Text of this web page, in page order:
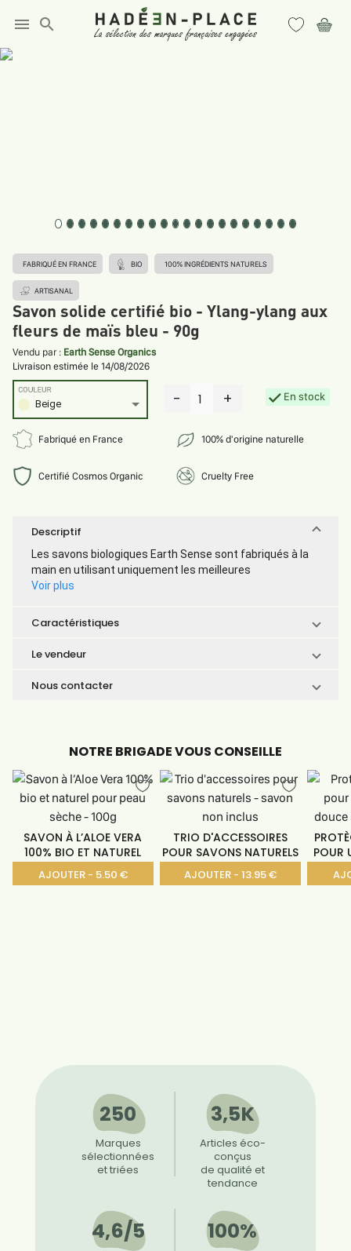
menu search
FABRIQUÉ EN FRANCE BIO 100% INGRÉDIENTS NATURELS
ARTISANAL
Savon solide certifié bio - Ylang-ylang aux
fleurs de maïs bleu - 90g
Vendu par : Earth Sense Organics
Livraison estimée le 14/08/2026
Fabriqué en France 100% d'origine naturelle
Certifié Cosmos Organic Cruelty Free
Beige
COULEUR - 1 + En stock
Descriptif
Les savons biologiques Earth Sense sont fabriqués à la
main en utilisant uniquement les meilleures
Voir plus
Caractéristiques
Le vendeur
Nous contacter
NOTRE BRIGADE VOUS CONSEILLE
SAVON À L’ALOE VERA
100% BIO ET NATUREL
AJOUTER - 5.50 €
TRIO D'ACCESSOIRES
POUR SAVONS NATURELS
AJOUTER - 13.95 €
POUR
250
Marques
sélectionnées
et triées
3,5K
Articles éco-
conçus
de qualité et
tendance
4,6/5 100%